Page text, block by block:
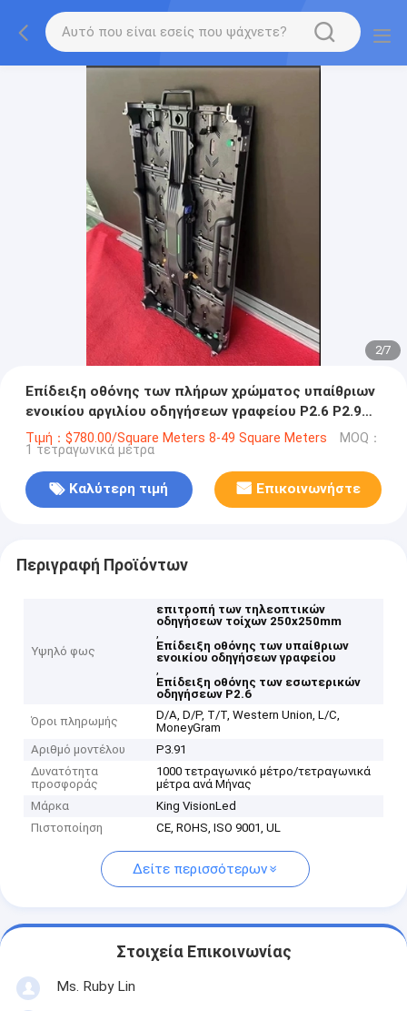
2/7
Επίδειξη οθόνης των πλήρων χρώματος υπαίθριων
ενοικίου αργιλίου οδηγήσεων γραφείου P2.6 P2.9
P3.91 P4.81
Τιμή：$780.00/Square Meters 8-49 Square Meters MOQ：
1 τετραγωνικά μέτρα
Καλύτερη τιμή Επικοινωνήστε
Περιγραφή Προϊόντων
Υψηλό φως
επιτροπή των τηλεοπτικών
οδηγήσεων τοίχων 250x250mm
,
Επίδειξη οθόνης των υπαίθριων
ενοικίου οδηγήσεων γραφείου
,
Επίδειξη οθόνης των εσωτερικών
οδηγήσεων P2.6
Όροι πληρωμής
D/A, D/P, T/T, Western Union, L/C,
MoneyGram
Αριθμό μοντέλου
P3.91
Δυνατότητα
προσφοράς
1000 τετραγωνικό μέτρο/τετραγωνικά
μέτρα ανά Μήνας
Μάρκα
King VisionLed
Πιστοποίηση
CE, ROHS, ISO 9001, UL
Δείτε περισσότερων
Στοιχεία Επικοινωνίας
Ms. Ruby Lin